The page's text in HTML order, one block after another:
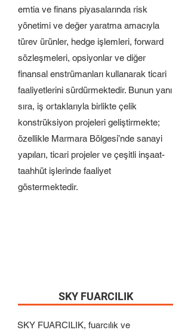
emtia ve finans piyasalarında risk
yönetimi ve değer yaratma amacıyla
türev ürünler, hedge işlemleri, forward
sözleşmeleri, opsiyonlar ve diğer
finansal enstrümanları kullanarak ticari
faaliyetlerini sürdürmektedir. Bunun yanı
sıra, iş ortaklarıyla birlikte çelik
konstrüksiyon projeleri geliştirmekte;
özellikle Marmara Bölgesi’nde sanayi
yapıları, ticari projeler ve çeşitli inşaat-
taahhüt işlerinde faaliyet
göstermektedir.
SKY FUARCILIK
SKY FUARCILIK, fuarcılık ve